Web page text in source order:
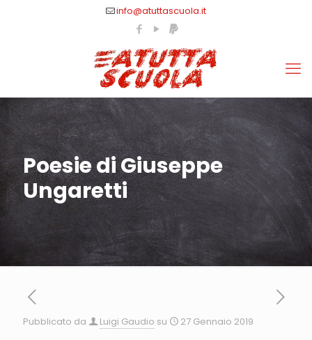
info@atuttascuola.it
Poesie di Giuseppe
Ungaretti
Pubblicato da Luigi Gaudio su 27 Gennaio 2019